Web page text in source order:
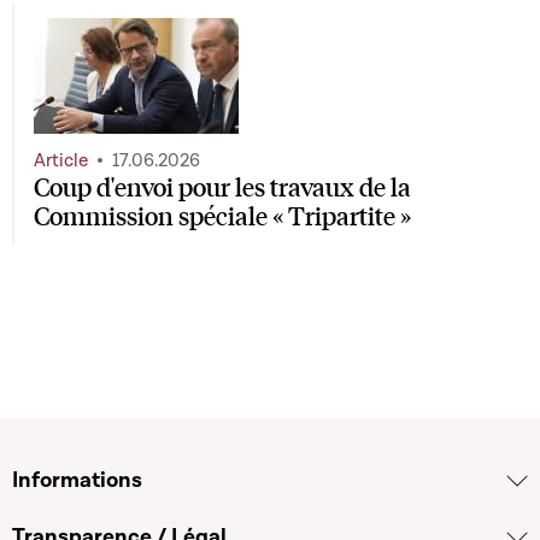
Coup d'envoi pour les travaux de la
Commission spéciale « Tripartite »
Article 17.06.2026
Informations